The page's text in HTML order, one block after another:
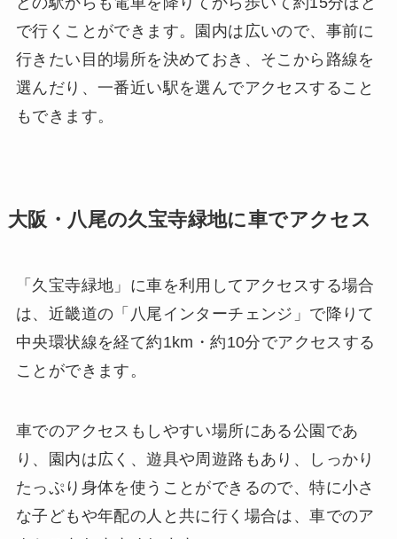
で行くことができます。園内は広いので、事前に
行きたい目的場所を決めておき、そこから路線を
選んだり、一番近い駅を選んでアクセスすること
もできます。
大阪・八尾の久宝寺緑地に車でアクセス
「久宝寺緑地」に車を利用してアクセスする場合
は、近畿道の「八尾インターチェンジ」で降りて
中央環状線を経て約1km・約10分でアクセスする
ことができます。
車でのアクセスもしやすい場所にある公園であ
り、園内は広く、遊具や周遊路もあり、しっかり
たっぷり身体を使うことができるので、特に小さ
な子どもや年配の人と共に行く場合は、車でのア